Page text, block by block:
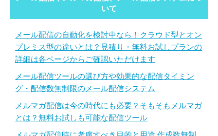
いて
メール配信の自動化を検討中なら！クラウド型とオン
プレミス型の違いとは？見積り・無料お試しプランの
詳細は各ページからご確認いただけます
メール配信ツールの選び方や効果的な配信タイミン
グ・配信数無制限のメール配信システム
メルマガ配信は今の時代にも必要？そもそもメルマガ
とは？無料お試しも可能な配信ツール